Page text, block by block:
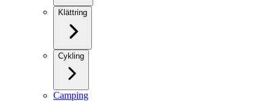
Klättring
Cykling
Camping